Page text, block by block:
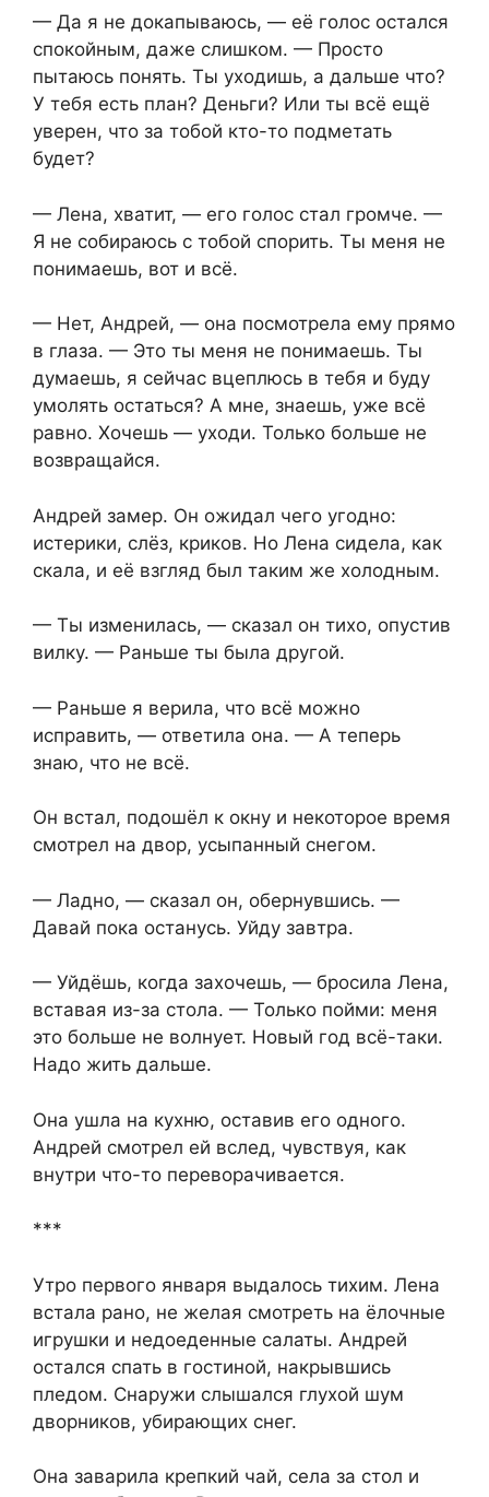
— Да я не докапываюсь, — её голос остался
спокойным, даже слишком. — Просто
пытаюсь понять. Ты уходишь, а дальше что?
У тебя есть план? Деньги? Или ты всё ещё
уверен, что за тобой кто-то подметать
будет?
— Лена, хватит, — его голос стал громче. —
Я не собираюсь с тобой спорить. Ты меня не
понимаешь, вот и всё.
— Нет, Андрей, — она посмотрела ему прямо
в глаза. — Это ты меня не понимаешь. Ты
думаешь, я сейчас вцеплюсь в тебя и буду
умолять остаться? А мне, знаешь, уже всё
равно. Хочешь — уходи. Только больше не
возвращайся.
Андрей замер. Он ожидал чего угодно:
истерики, слёз, криков. Но Лена сидела, как
скала, и её взгляд был таким же холодным.
— Ты изменилась, — сказал он тихо, опустив
вилку. — Раньше ты была другой.
— Раньше я верила, что всё можно
исправить, — ответила она. — А теперь
знаю, что не всё.
Он встал, подошёл к окну и некоторое время
смотрел на двор, усыпанный снегом.
— Ладно, — сказал он, обернувшись. —
Давай пока останусь. Уйду завтра.
— Уйдёшь, когда захочешь, — бросила Лена,
вставая из-за стола. — Только пойми: меня
это больше не волнует. Новый год всё-таки.
Надо жить дальше.
Она ушла на кухню, оставив его одного.
Андрей смотрел ей вслед, чувствуя, как
внутри что-то переворачивается.
***
Утро первого января выдалось тихим. Лена
встала рано, не желая смотреть на ёлочные
игрушки и недоеденные салаты. Андрей
остался спать в гостиной, накрывшись
пледом. Снаружи слышался глухой шум
дворников, убирающих снег.
Она заварила крепкий чай, села за стол и